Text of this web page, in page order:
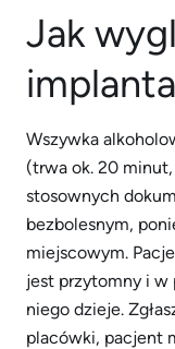
Jak
Wszywka
(trwa ok. 20
stosownych
bezbolesnym,
miejscowym.
jest przytomny i w
niego dzieje.
placówki, pacjent